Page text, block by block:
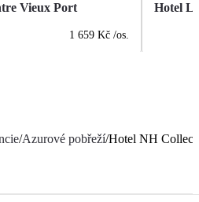
Vieux Port
1 659 Kč /os.
Hotel
/Azurové pobřeží/Hotel NH